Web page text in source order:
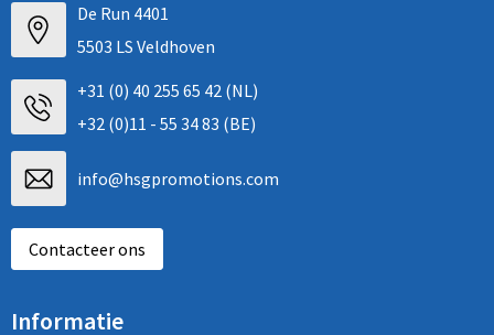
De Run 4401
5503 LS Veldhoven
+31 (0) 40 255 65 42 (NL)
+32 (0)11 - 55 34 83 (BE)
info@hsgpromotions.com
Contacteer ons
Informatie